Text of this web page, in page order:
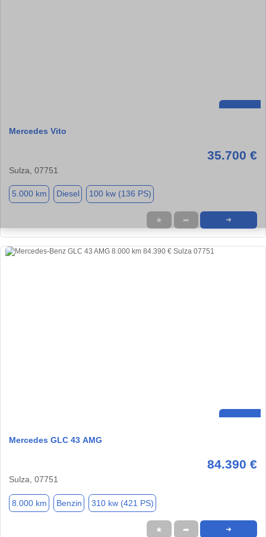
Mercedes Vito
35.700 €
Sulza, 07751
5.000 km Diesel 100 kw (136 PS)
★ ➦ ➜
Mercedes GLC 43 AMG
84.390 €
Sulza, 07751
8.000 km Benzin 310 kw (421 PS)
★ ➦ ➜